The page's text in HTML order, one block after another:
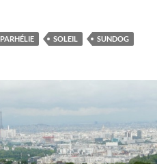
PARHÉLIE SOLEIL SUNDOG